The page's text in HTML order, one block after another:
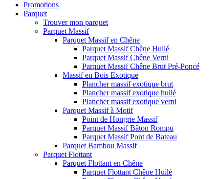
Promotions
Parquet
Trouver mon parquet
Parquet Massif
Parquet Massif en Chêne
Parquet Massif Chêne Huilé
Parquet Massif Chêne Verni
Parquet Massif Chêne Brut Pré-Poncé
Massif en Bois Exotique
Plancher massif exotique brut
Plancher massif exotique huilé
Plancher massif exotique verni
Parquet Massif à Motif
Point de Hongrie Massif
Parquet Massif Bâton Rompu
Parquet Massif Pont de Bateau
Parquet Bambou Massif
Parquet Flottant
Parquet Flottant en Chêne
Parquet Flottant Chêne Huilé